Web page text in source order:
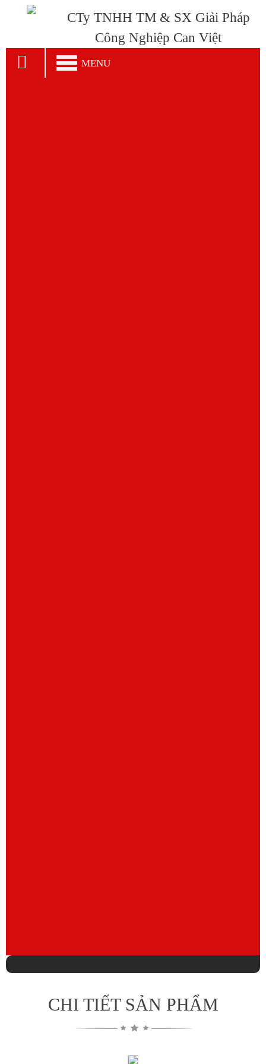
CTy TNHH TM & SX Giải Pháp
Công Nghiệp Can Việt
MENU
CHI TIẾT SẢN PHẨM